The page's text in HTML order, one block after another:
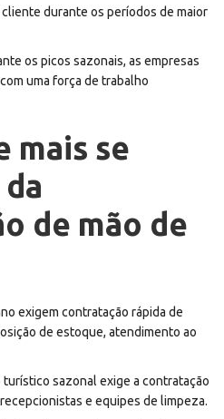
durante os períodos de maior
os picos sazonais, as empresas
uma força de trabalho
mais se
de mão de
exigem contratação rápida de
de estoque, atendimento ao
sazonal exige a contratação
e equipes de limpeza.